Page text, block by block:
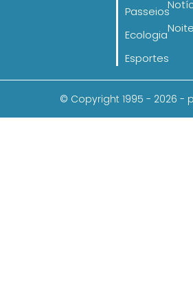
Passeios
Ecologia
Esportes
Noite
© Copyright 1995 - 2026 -